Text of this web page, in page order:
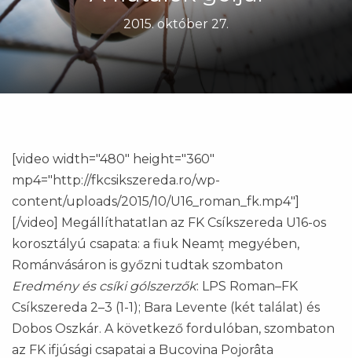
2015. október 27.
[video width="480" height="360"
mp4="http://fkcsikszereda.ro/wp-
content/uploads/2015/10/U16_roman_fk.mp4"]
[/video] Megállíthatatlan az FK Csíkszereda U16-os
korosztályú csapata: a fiuk Neamț megyében,
Románvásáron is győzni tudtak szombaton
Eredmény és csíki gólszerzők: LPS Roman–FK
Csíkszereda 2–3 (1-1); Bara Levente (két találat) és
Dobos Oszkár. A következő fordulóban, szombaton
az FK ifjúsági csapatai a Bucovina Pojorâta